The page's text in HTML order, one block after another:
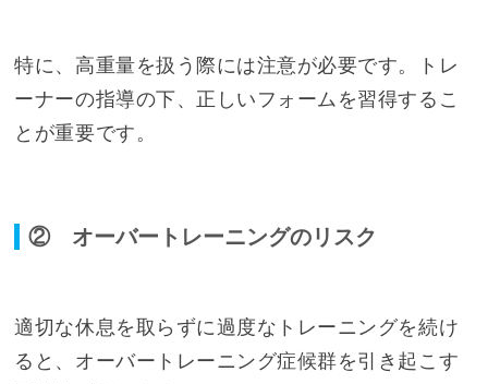
特に、高重量を扱う際には注意が必要です。トレ
ーナーの指導の下、正しいフォームを習得するこ
とが重要です。
② オーバートレーニングのリスク
適切な休息を取らずに過度なトレーニングを続け
ると、オーバートレーニング症候群を引き起こす